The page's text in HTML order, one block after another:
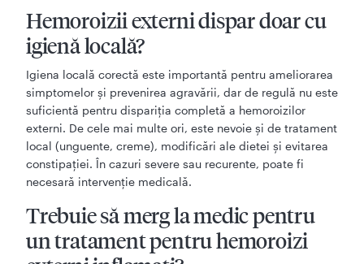
Hemoroizii externi dispar doar cu
igienă locală?
Igiena locală corectă este importantă pentru ameliorarea
simptomelor și prevenirea agravării, dar de regulă nu este
suficientă pentru dispariția completă a hemoroizilor
externi. De cele mai multe ori, este nevoie și de tratament
local (unguente, creme), modificări ale dietei și evitarea
constipației. În cazuri severe sau recurente, poate fi
necesară intervenție medicală.
Trebuie să merg la medic pentru
un tratament pentru hemoroizi